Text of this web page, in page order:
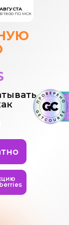
АВГУСТА
В 19:00 ПО МСК